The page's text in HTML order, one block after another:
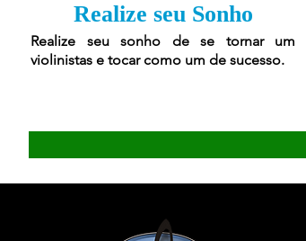
Realize seu Sonho
Realize seu sonho de se tornar um
violinistas e tocar como um de sucesso.